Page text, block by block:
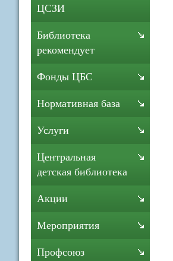
ЦСЗИ
Библиотека
рекомендует
Фонды ЦБС
Нормативная база
Услуги
Центральная
детская библиотека
Акции
Мероприятия
Профсоюз